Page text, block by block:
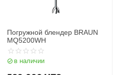
Погружной блендер BRAUN
MQ5200WH
в наличии